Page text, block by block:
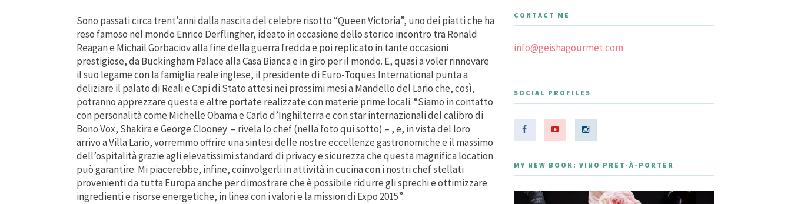
Sono passati circa trent’anni dalla nascita del celebre risotto “Queen Victoria”, uno dei piatti che ha
reso famoso nel mondo Enrico Derflingher, ideato in occasione dello storico incontro tra Ronald
Reagan e Michail Gorbaciov alla fine della guerra fredda e poi replicato in tante occasioni
prestigiose, da Buckingham Palace alla Casa Bianca e in giro per il mondo. E, quasi a voler rinnovare
il suo legame con la famiglia reale inglese, il presidente di Euro-Toques International punta a
deliziare il palato di Reali e Capi di Stato attesi nei prossimi mesi a Mandello del Lario che, così,
potranno apprezzare questa e altre portate realizzate con materie prime locali. “Siamo in contatto
con personalità come Michelle Obama e Carlo d’Inghilterra e con star internazionali del calibro di
Bono Vox, Shakira e George Clooney – rivela lo chef (nella foto qui sotto) – , e, in vista del loro
arrivo a Villa Lario, vorremmo offrire una sintesi delle nostre eccellenze gastronomiche e il massimo
dell’ospitalità grazie agli elevatissimi standard di privacy e sicurezza che questa magnifica location
può garantire. Mi piacerebbe, infine, coinvolgerli in attività in cucina con i nostri chef stellati
provenienti da tutta Europa anche per dimostrare che è possibile ridurre gli sprechi e ottimizzare
ingredienti e risorse energetiche, in linea con i valori e la mission di Expo 2015”.
CONTACT ME
info@geishagourmet.com
SOCIAL PROFILES
MY NEW BOOK: VINO PRÊT-À-PORTER